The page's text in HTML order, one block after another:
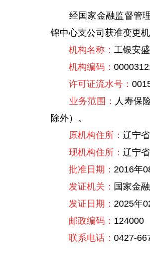
经国家金融监督管理
锦中心支公司获准变更
机构名称：工银安
机构编码：
许可证流水号：
业务范围： 人寿保
除外）。
原机构住所：辽宁
现机构住所：辽宁
批准日期：2016年
发证机关： 国家金
发证日期：2025年
邮政编码： 124000
联系电话：0427-